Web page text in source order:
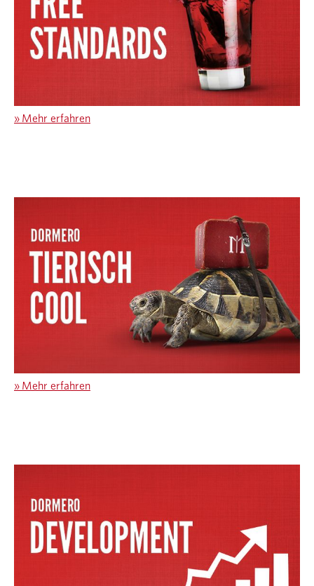
» Mehr erfahren
» Mehr erfahren